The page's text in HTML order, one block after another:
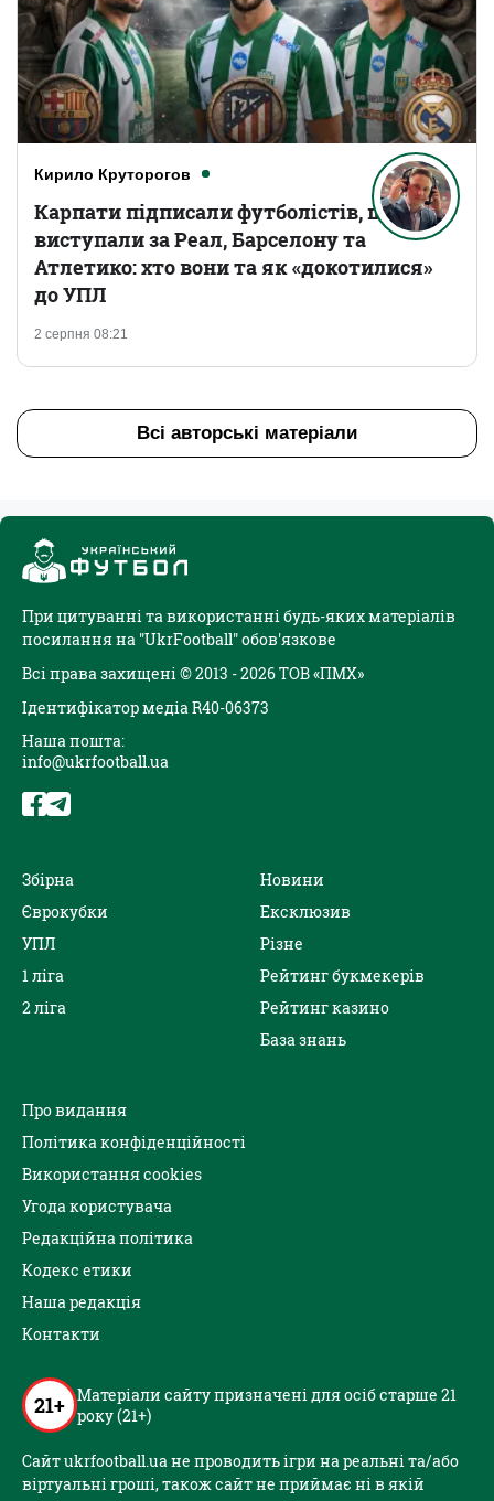
Кирило Круторогов
2 серпня 08:21
Карпати підписали футболістів, що
виступали за Реал, Барселону та
Атлетико: хто вони та як «докотилися»
до УПЛ
Всі авторські матеріали
При цитуванні та використанні будь-яких матеріалів
посилання на "UkrFootball" обов'язкове
Всі права захищені © 2013 - 2026 ТОВ «ПМХ»
Ідентифікатор медіа R40-06373
Наша пошта:
info@ukrfootball.ua
Збірна
Єврокубки
УПЛ
1 ліга
2 ліга
Новини
Ексклюзив
Різне
Рейтинг букмекерів
Рейтинг казино
База знань
Про видання
Політика конфіденційності
Використання cookies
Угода користувача
Редакційна політика
Кодекс етики
Наша редакція
Контакти
21+ Матеріали сайту призначені для осіб старше 21
року (21+)
Сайт ukrfootball.ua не проводить ігри на реальні та/або
віртуальні гроші, також сайт не приймає ні в якій